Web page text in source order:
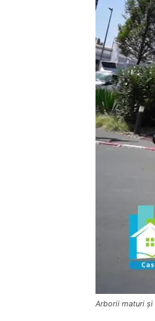
Arborii maturi și